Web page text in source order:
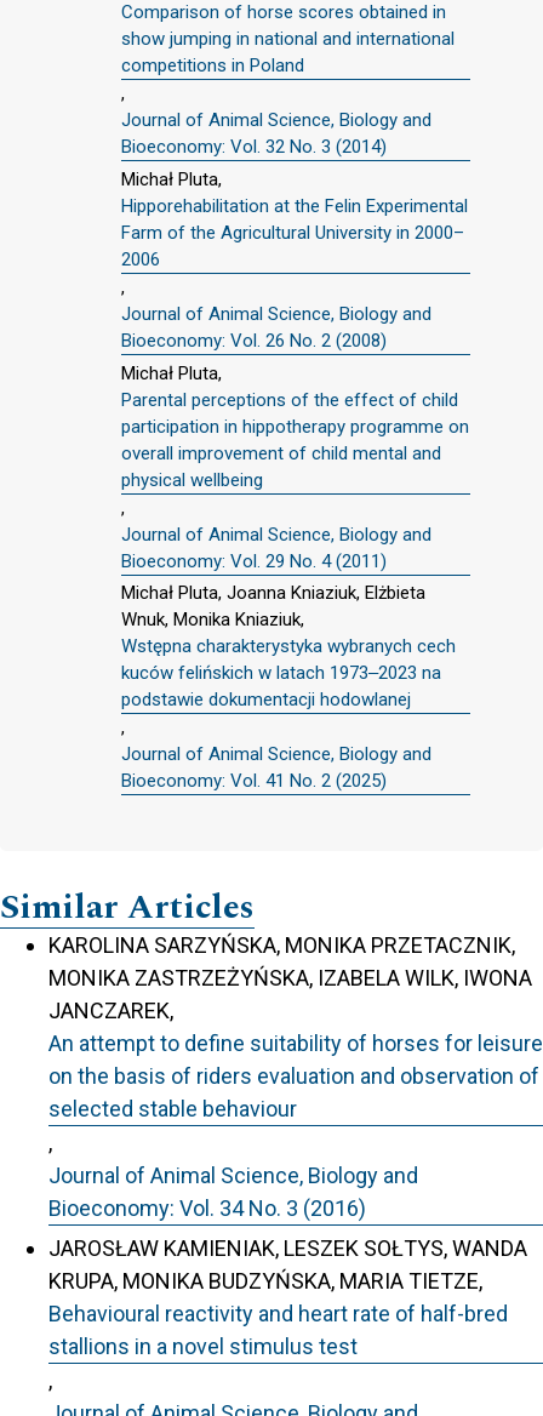
Comparison of horse scores obtained in
show jumping in national and international
competitions in Poland
,
Journal of Animal Science, Biology and
Bioeconomy: Vol. 32 No. 3 (2014)
Michał Pluta,
Hipporehabilitation at the Felin Experimental
Farm of the Agricultural University in 2000–
2006
,
Journal of Animal Science, Biology and
Bioeconomy: Vol. 26 No. 2 (2008)
Michał Pluta,
Parental perceptions of the effect of child
participation in hippotherapy programme on
overall improvement of child mental and
physical wellbeing
,
Journal of Animal Science, Biology and
Bioeconomy: Vol. 29 No. 4 (2011)
Michał Pluta, Joanna Kniaziuk, Elżbieta
Wnuk, Monika Kniaziuk,
Wstępna charakterystyka wybranych cech
kuców felińskich w latach 1973‒2023 na
podstawie dokumentacji hodowlanej
,
Journal of Animal Science, Biology and
Bioeconomy: Vol. 41 No. 2 (2025)
Similar Articles
KAROLINA SARZYŃSKA, MONIKA PRZETACZNIK,
MONIKA ZASTRZEŻYŃSKA, IZABELA WILK, IWONA
JANCZAREK,
An attempt to define suitability of horses for leisure
on the basis of riders evaluation and observation of
selected stable behaviour
,
Journal of Animal Science, Biology and
Bioeconomy: Vol. 34 No. 3 (2016)
JAROSŁAW KAMIENIAK, LESZEK SOŁTYS, WANDA
KRUPA, MONIKA BUDZYŃSKA, MARIA TIETZE,
Behavioural reactivity and heart rate of half-bred
stallions in a novel stimulus test
,